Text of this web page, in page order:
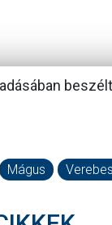
Mágus